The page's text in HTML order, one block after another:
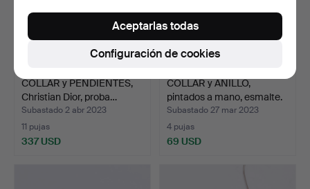
COLLAR y PENDIENTES,
Christian Dior, proba…
Subastado 2 abr 2023
11 pujas
337 USD
COLLAR y ANILLO,
pintados a mano, esmalte.
Subastado 27 mar 2023
4 pujas
69 USD
Configuración de cookies
Aceptarlas todas